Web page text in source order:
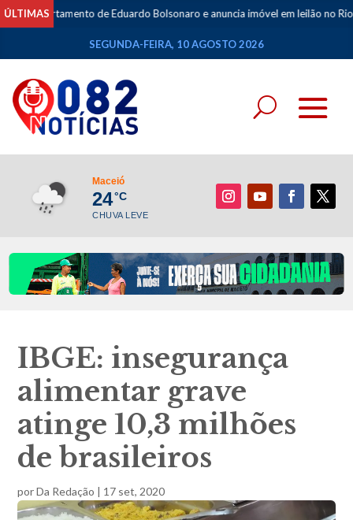
ÚLTIMAS de Eduardo Bolsonaro e anuncia imóvel em leilão no Rio •
SEGUNDA-FEIRA, 10 AGOSTO 2026
Maceió
24°C
CHUVA LEVE
IBGE: insegurança
alimentar grave
atinge 10,3 milhões
de brasileiros
porDa Redação | 17 set, 2020